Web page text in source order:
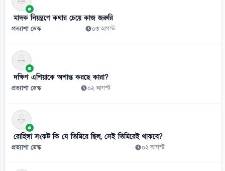
০৬ আগস্ট
৯
০৬ আগস্ট
১০
ঢাকার চারপাশের নদীদূষণ রোধে কর্মপরিকল্পনা তৈরির নির্দেশ প্রধানমন্ত্রীর
১১
বাংলাদেশে হামের সাম্প্রতিক ভয়াবহ বিস্তার এখন শুধু একটি সংক্রামক রোগের
সংকট
মাদক নিয়ন্ত্রণে কথার চেয়ে কাজ জরুরি
প্রত্যাশা ডেস্ক ০৩ আগস্ট
দক্ষিণ এশিয়াকে অশান্ত করছে কারা?
প্রত্যাশা ডেস্ক ০২ আগস্ট
রোহিঙ্গা সংকট কি যে তিমিরে ছিল, সেই তিমিরেই থাকবে?
প্রত্যাশা ডেস্ক ০২ আগস্ট